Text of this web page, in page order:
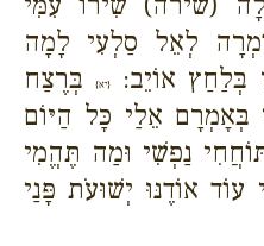
לְאֵל סַלְעִי לָמָה
אוֹיֵב:
{יא}בְּרֶצַח
בְּאָמְרָם אֵלַי כָּל הַיּוֹם
נַפְשִׁי וּמַה תֶּהֱמִי
אוֹדֶנּוּ יְשׁוּעֹת פָּנַי